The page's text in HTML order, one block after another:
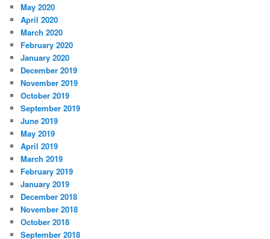
May 2020
April 2020
March 2020
February 2020
January 2020
December 2019
November 2019
October 2019
September 2019
June 2019
May 2019
April 2019
March 2019
February 2019
January 2019
December 2018
November 2018
October 2018
September 2018